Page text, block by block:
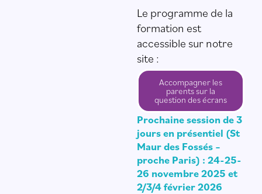
Le programme de la
formation est
accessible sur notre
site :
Accompagner les
parents sur la
question des écrans
Prochaine session de 3
jours en présentiel (St
Maur des Fossés –
proche Paris) : 24-25-
26 novembre 2025 et
2/3/4 février 2026